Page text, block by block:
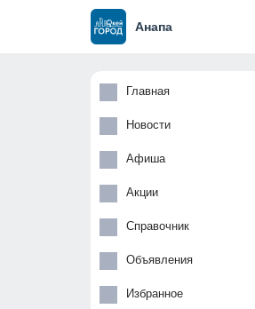
Анапа
Главная
Новости
Афиша
Акции
Справочник
Объявления
Избранное